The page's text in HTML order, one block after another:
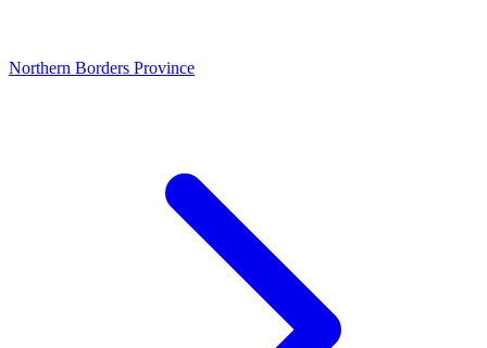
Northern Borders Province